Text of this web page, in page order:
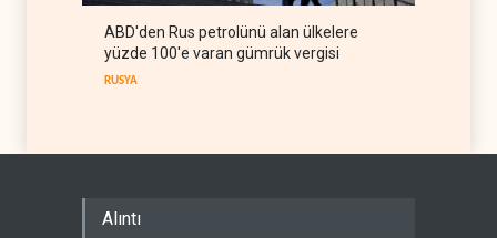
ABD'den Rus petrolünü alan ülkelere
yüzde 100'e varan gümrük vergisi
RUSYA
Alıntı